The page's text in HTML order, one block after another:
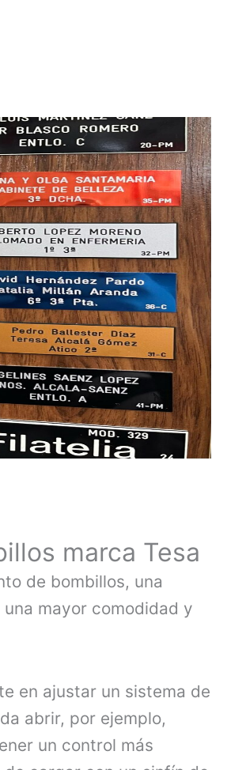
marca Tesa
de bombillos, una
mayor comodidad y
en ajustar un sistema de
abrir, por ejemplo,
un control más